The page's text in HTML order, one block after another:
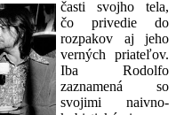
časti svojho tela,
čo privedie do
rozpakov aj jeho
verných priateľov.
Iba Rodolfo
zaznamená so
svojimi naivno-